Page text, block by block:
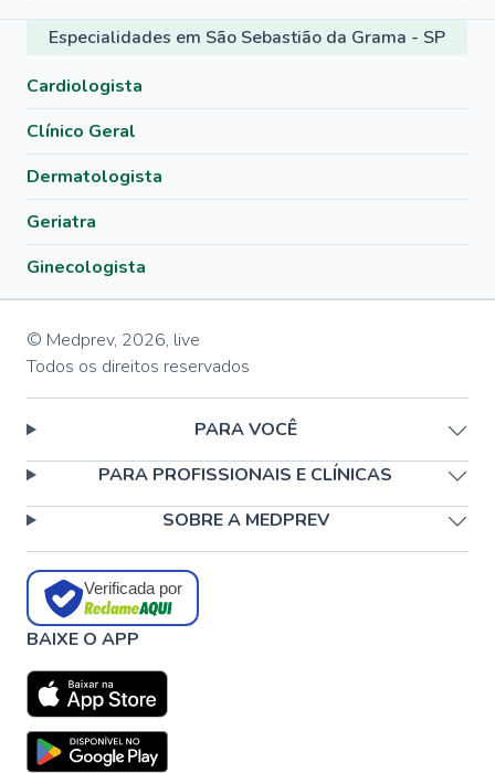
Especialidades em São Sebastião da Grama - SP
Cardiologista
Clínico Geral
Dermatologista
Geriatra
Ginecologista
© Medprev, 2026, live
Todos os direitos reservados
PARA VOCÊ
PARA PROFISSIONAIS E CLÍNICAS
SOBRE A MEDPREV
Verificada por
BAIXE O APP